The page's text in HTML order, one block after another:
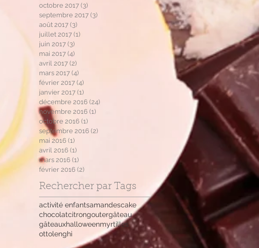
octobre 2017 (3)
septembre 2017 (3)
août 2017 (3)
juillet 2017 (1)
juin 2017 (3)
mai 2017 (4)
avril 2017 (2)
mars 2017 (4)
février 2017 (4)
janvier 2017 (1)
décembre 2016 (24)
novembre 2016 (1)
octobre 2016 (1)
septembre 2016 (2)
mai 2016 (1)
avril 2016 (1)
mars 2016 (1)
février 2016 (2)
Rechercher par Tags
activité enfantsamandescake
chocolatcitrongoutergâteau
gâteauxhalloweenmyrtilles
ottolenghi